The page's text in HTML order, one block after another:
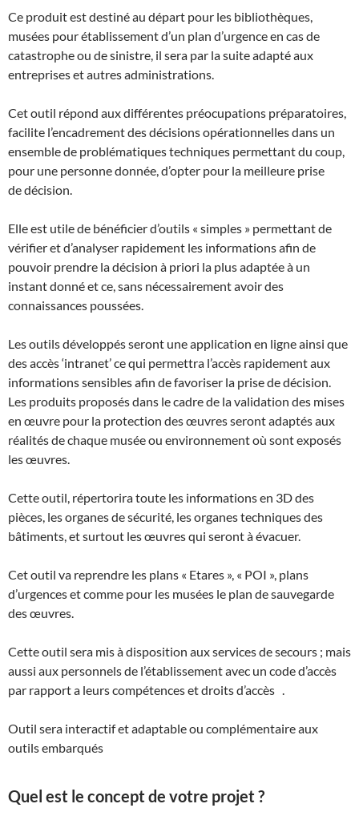
Ce produit est destiné au départ pour les bibliothèques,
musées pour établissement d’un plan d’urgence en cas de
catastrophe ou de sinistre, il sera par la suite adapté aux
entreprises et autres administrations.
Cet outil répond aux différentes préocupations préparatoires,
facilite l’encadrement des décisions opérationnelles dans un
ensemble de problématiques techniques permettant du coup,
pour une personne donnée, d’opter pour la meilleure prise
de décision.
Elle est utile de bénéficier d’outils « simples » permettant de
vérifier et d’analyser rapidement les informations afin de
pouvoir prendre la décision à priori la plus adaptée à un
instant donné et ce, sans nécessairement avoir des
connaissances poussées.
Les outils développés seront une application en ligne ainsi que
des accès ‘intranet’ ce qui permettra l’accès rapidement aux
informations sensibles afin de favoriser la prise de décision.
Les produits proposés dans le cadre de la validation des mises
en œuvre pour la protection des œuvres seront adaptés aux
réalités de chaque musée ou environnement où sont exposés
les œuvres.
Cette outil, répertorira toute les informations en 3D des
pièces, les organes de sécurité, les organes techniques des
bâtiments, et surtout les œuvres qui seront à évacuer.
Cet outil va reprendre les plans « Etares », « POI », plans
d’urgences et comme pour les musées le plan de sauvegarde
des œuvres.
Cette outil sera mis à disposition aux services de secours ; mais
aussi aux personnels de l’établissement avec un code d’accès
par rapport a leurs compétences et droits d’accès .
Outil sera interactif et adaptable ou complémentaire aux
outils embarqués
Quel est le concept de votre projet ?